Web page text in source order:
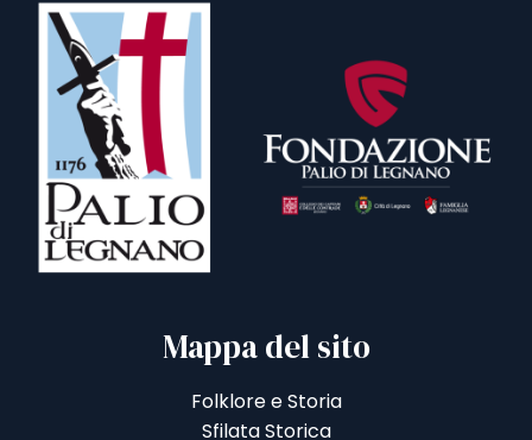
Mappa del sito
Folklore e Storia
Sfilata Storica